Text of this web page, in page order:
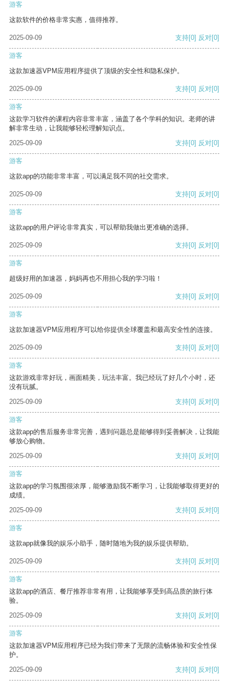
游客
这款软件的价格非常实惠，值得推荐。
2025-09-09 支持[0] 反对[0]
游客
这款加速器VPM应用程序提供了顶级的安全性和隐私保护。
2025-09-09 支持[0] 反对[0]
游客
这款学习软件的课程内容非常丰富，涵盖了各个学科的知识。老师的讲
解非常生动，让我能够轻松理解知识点。
2025-09-09
支持[0] 反对[0]
游客
这款app的功能非常丰富，可以满足我不同的社交需求。
2025-09-09 支持[0] 反对[0]
游客
这款app的用户评论非常真实，可以帮助我做出更准确的选择。
2025-09-09 支持[0] 反对[0]
游客
超级好用的加速器，妈妈再也不用担心我的学习啦！
2025-09-09 支持[0] 反对[0]
游客
这款加速器VPM应用程序可以给你提供全球覆盖和最高安全性的连接。
2025-09-09 支持[0] 反对[0]
游客
这款游戏非常好玩，画面精美，玩法丰富。我已经玩了好几个小时，还
没有玩腻。
2025-09-09
支持[0] 反对[0]
游客
这款app的售后服务非常完善，遇到问题总是能够得到妥善解决，让我能
够放心购物。
2025-09-09
支持[0] 反对[0]
游客
这款app的学习氛围很浓厚，能够激励我不断学习，让我能够取得更好的
成绩。
2025-09-09
支持[0] 反对[0]
游客
这款app就像我的娱乐小助手，随时随地为我的娱乐提供帮助。
2025-09-09 支持[0] 反对[0]
游客
这款app的酒店、餐厅推荐非常有用，让我能够享受到高品质的旅行体
验。
2025-09-09
支持[0] 反对[0]
游客
这款加速器VPM应用程序已经为我们带来了无限的流畅体验和安全性保
护。
2025-09-09
支持[0] 反对[0]